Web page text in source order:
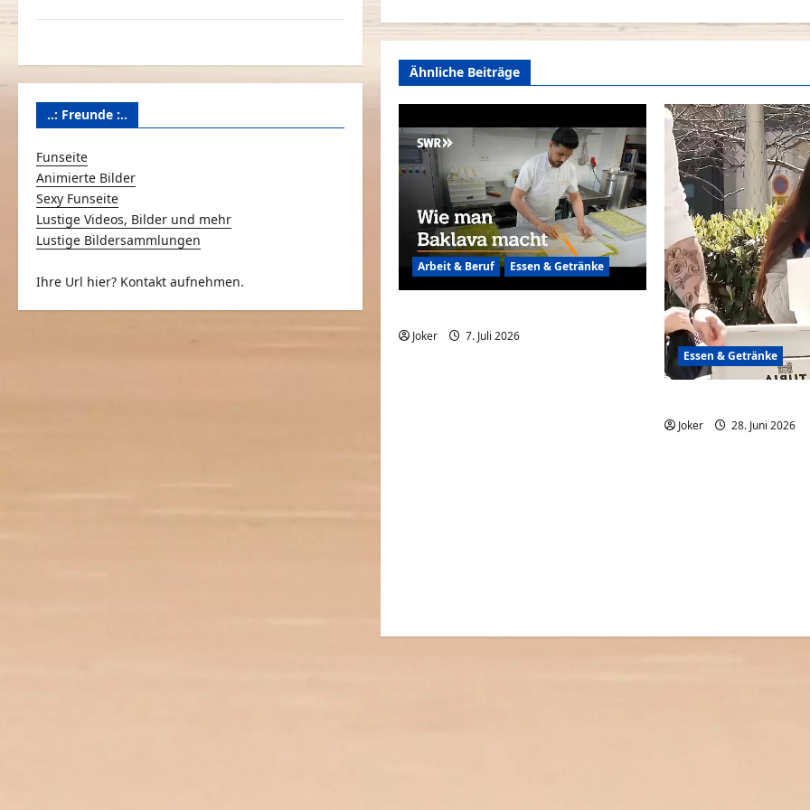
Ähnliche Beiträge
Arbeit & Beruf Essen & Getränke
Joker 7. Juli 2026
Essen & Getränke
Joker 28. Juni 2026
..: Freunde :..
Funseite
Animierte Bilder
Sexy Funseite
Lustige Videos, Bilder und mehr
Lustige Bildersammlungen
Ihre Url hier? Kontakt aufnehmen.